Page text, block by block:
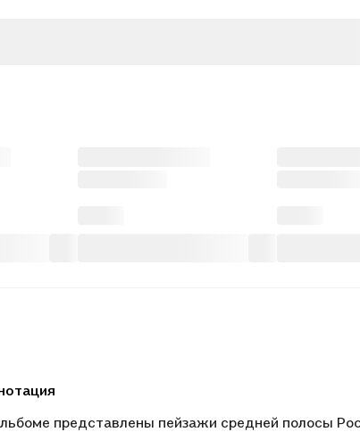
представлены пейзажи средней полосы